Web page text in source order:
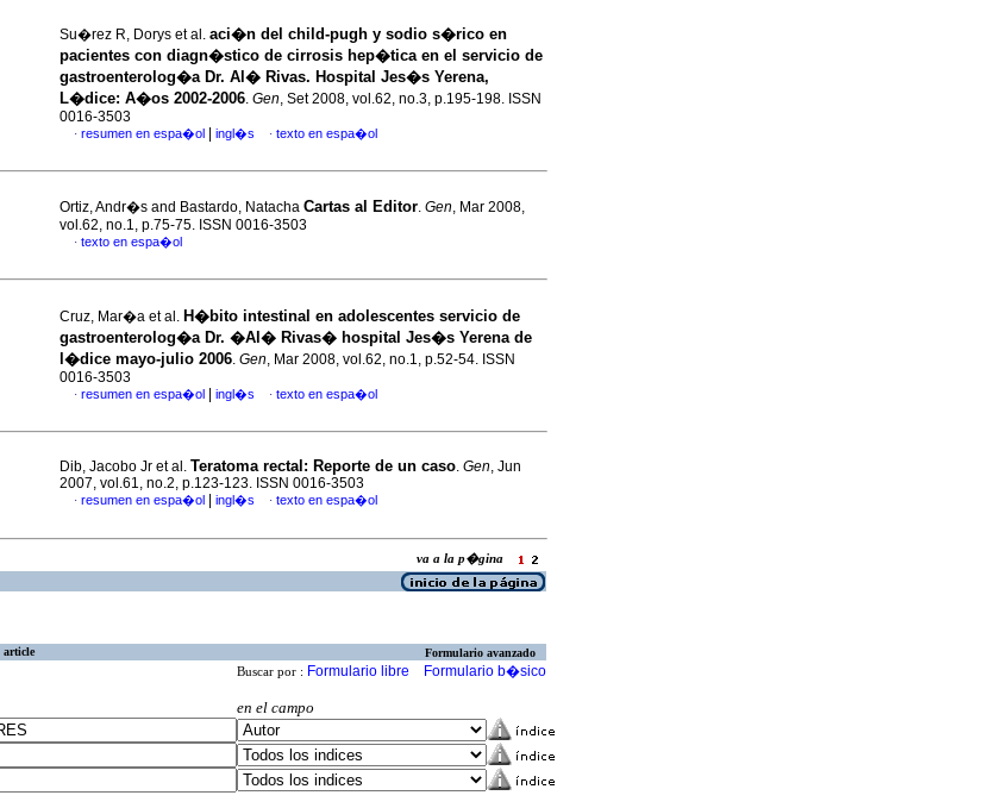
Su�rez R, Dorys et al. aci�n del child-pugh y sodio s�rico en
pacientes con diagn�stico de cirrosis hep�tica en el servicio de
gastroenterolog�a Dr. Al� Rivas. Hospital Jes�s Yerena,
L�dice: A�os 2002-2006. Gen, Set 2008, vol.62, no.3, p.195-198. ISSN
0016-3503
· resumen en espa�ol ingl�s · texto en espa�ol
Ortiz, Andr�s and Bastardo, Natacha Cartas al Editor. Gen, Mar 2008,
vol.62, no.1, p.75-75. ISSN 0016-3503
· texto en espa�ol
Cruz, Mar�a et al. H�bito intestinal en adolescentes servicio de
gastroenterolog�a Dr. �Al� Rivas� hospital Jes�s Yerena de
l�dice mayo-julio 2006. Gen, Mar 2008, vol.62, no.1, p.52-54. ISSN
0016-3503
· resumen en espa�ol ingl�s · texto en espa�ol
Dib, Jacobo Jr et al. Teratoma rectal : Reporte de un caso. Gen, Jun
2007, vol.61, no.2, p.123-123. ISSN 0016-3503
· resumen en espa�ol ingl�s · texto en espa�ol
va a la p�gina
article Formulario avanzado
Buscar por : Formulario libre Formulario b�sico
en el campo